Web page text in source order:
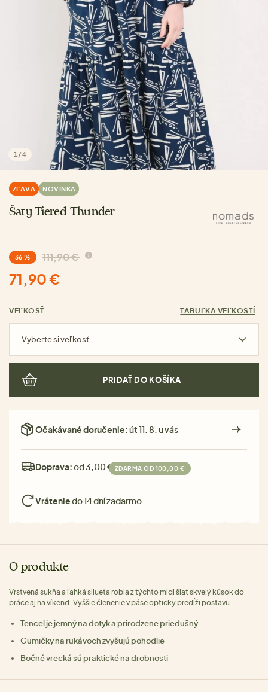
1 /4
ZĽAVA NOVINKA
Šaty Tiered Thunder
36 % 111,90 €
71,90 €
VEĽKOSŤ TABUĽKA VEĽKOSTÍ
Vyberte si veľkosť
PRIDAŤ DO KOŠÍKA
Očakávané doručenie:út 11. 8. u vás
Doprava:od 3,00 € ZDARMA OD 100,00 €
Vráteniedo 14 dní zadarmo
O produkte
Vrstvená sukňa a ľahká silueta robia z týchto midi šiat skvelý kúsok do
práce aj na víkend. Vyššie členenie v páse opticky predĺži postavu.
Tencel je jemný na dotyk a prirodzene priedušný
Gumičky na rukávoch zvyšujú pohodlie
Bočné vrecká sú praktické na drobnosti